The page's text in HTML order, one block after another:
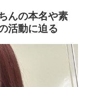
んの本名や素
活動に迫る